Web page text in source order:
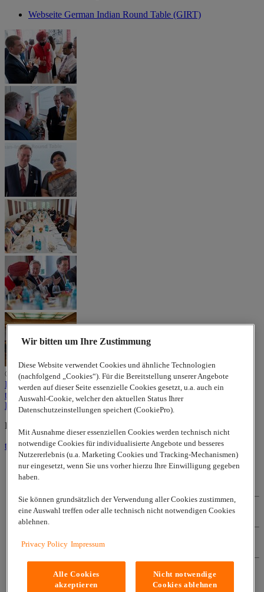
Webseite German Indian Round Table (GIRT)
© 2026www.lappgroup.comPrivacy
Policy Kontakt Impressum Sitemap|Cookie-Einstellungen
to top
LinkedIn
Lapp Insulator is not affiliated with the Lapp Group
to top
Kontakt
Impressum
Sitemap
Wir bitten um Ihre Zustimmung
Diese Website verwendet Cookies und ähnliche Technologien
(nachfolgend „Cookies“). Für die Bereitstellung unserer Angebote
werden auf dieser Seite essenzielle Cookies gesetzt, u.a. auch ein
Auswahl-Cookie, welcher den aktuellen Status Ihrer
Datenschutzeinstellungen speichert (CookiePro).
Mit Ausnahme dieser essenziellen Cookies werden technisch nicht
notwendige Cookies für individualisierte Angebote und besseres
Nutzererlebnis (u.a. Marketing Cookies und Tracking-Mechanismen)
nur eingesetzt, wenn Sie uns vorher hierzu Ihre Einwilligung gegeben
haben.
Sie können grundsätzlich der Verwendung aller Cookies zustimmen,
eine Auswahl treffen oder alle technisch nicht notwendigen Cookies
ablehnen.
Privacy Policy Impressum
Alle Cookies
akzeptieren
Nicht notwendige
Cookies ablehnen